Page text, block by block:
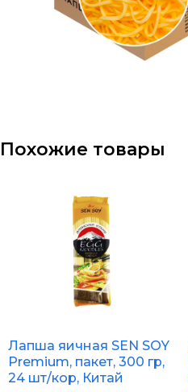
Похожие товары
Лапша яичная SEN SOY
Premium, пакет, 300 гр,
24 шт/кор, Китай